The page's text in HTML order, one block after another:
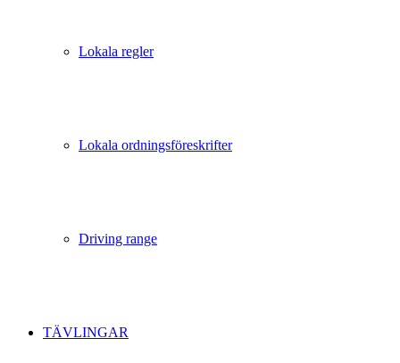
Lokala regler
Lokala ordningsföreskrifter
Driving range
TÄVLINGAR